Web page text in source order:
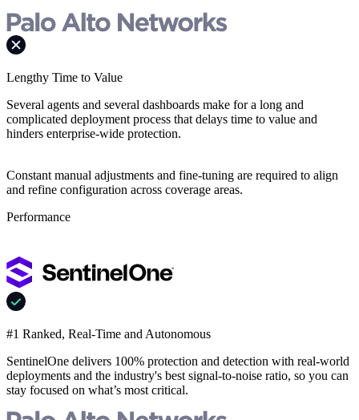
Lengthy Time to Value
Several agents and several dashboards make for a long and
complicated deployment process that delays time to value and
hinders enterprise-wide protection.
Constant manual adjustments and fine-tuning are required to align
and refine configuration across coverage areas.
Performance
#1 Ranked, Real-Time and Autonomous
SentinelOne delivers 100% protection and detection with real-world
deployments and the industry's best signal-to-noise ratio, so you can
stay focused on what’s most critical.